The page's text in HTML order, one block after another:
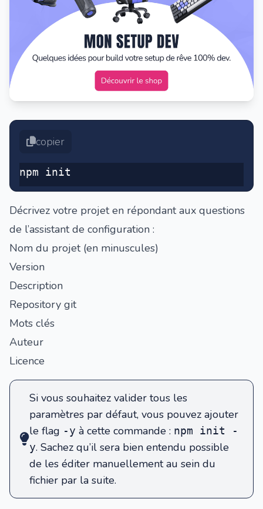
copier
npm init
Décrivez votre projet en répondant aux questions
de l’assistant de configuration :
Nom du projet (en minuscules)
Version
Description
Repository git
Mots clés
Auteur
Licence
Si vous souhaitez valider tous les
paramètres par défaut, vous pouvez ajouter
le flag -y à cette commande : npm init -
y. Sachez qu’il sera bien entendu possible
de les éditer manuellement au sein du
fichier par la suite.